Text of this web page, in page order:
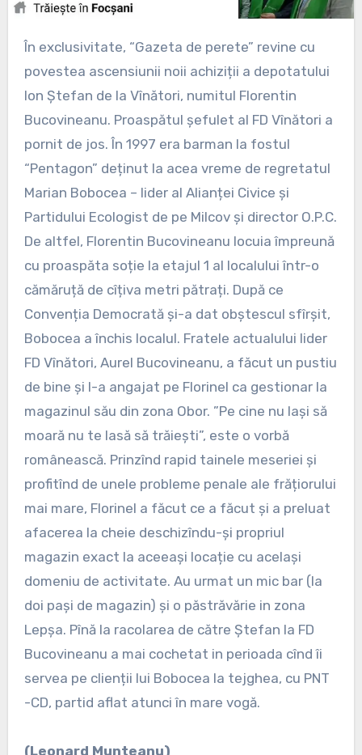
În exclusivitate, “Gazeta de perete” revine cu
povestea ascensiunii noii achiziții a depotatului
Ion Ștefan de la Vînători, numitul Florentin
Bucovineanu. Proaspătul șefulet al FD Vînători a
pornit de jos. În 1997 era barman la fostul
“Pentagon” deținut la acea vreme de regretatul
Marian Bobocea – lider al Alianței Civice și
Partidului Ecologist de pe Milcov și director O.P.C.
De altfel, Florentin Bucovineanu locuia împreună
cu proaspăta soție la etajul 1 al localului într-o
cămăruță de cîțiva metri pătrați. După ce
Convenția Democrată și-a dat obștescul sfîrșit,
Bobocea a închis localul. Fratele actualului lider
FD Vînători, Aurel Bucovineanu, a făcut un pustiu
de bine și l-a angajat pe Florinel ca gestionar la
magazinul său din zona Obor. ”Pe cine nu lași să
moară nu te lasă să trăiești”, este o vorbă
românească. Prinzînd rapid tainele meseriei și
profitînd de unele probleme penale ale frățiorului
mai mare, Florinel a făcut ce a făcut și a preluat
afacerea la cheie deschizîndu-și propriul
magazin exact la aceeași locație cu același
domeniu de activitate. Au urmat un mic bar (la
doi pași de magazin) și o păstrăvărie in zona
Lepșa. Pînă la racolarea de către Ștefan la FD
Bucovineanu a mai cochetat in perioada cînd îi
servea pe clienții lui Bobocea la tejghea, cu PNT
-CD, partid aflat atunci în mare vogă.
(Leonard Munteanu)